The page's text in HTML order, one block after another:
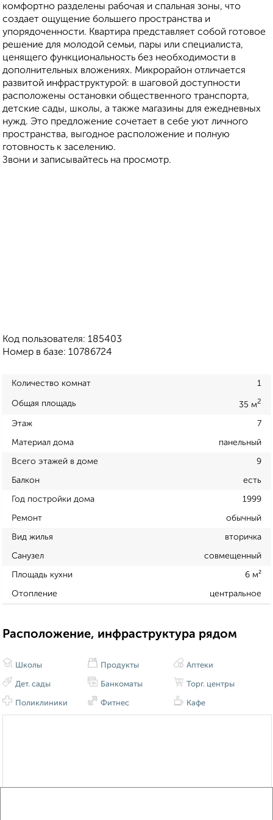
комфортно разделены рабочая и спальная зоны, что
создает ощущение большего пространства и
упорядоченности. Квартира представляет собой готовое
решение для молодой семьи, пары или специалиста,
ценящего функциональность без необходимости в
дополнительных вложениях. Микрорайон отличается
развитой инфраструктурой: в шаговой доступности
расположены остановки общественного транспорта,
детские сады, школы, а также магазины для ежедневных
нужд. Это предложение сочетает в себе уют личного
пространства, выгодное расположение и полную
готовность к заселению.
Звони и записывайтесь на просмотр.
Код пользователя: 185403
Номер в базе: 10786724
Количество комнат 1
Общая площадь 35 м2
Этаж 7
Материал дома панельный
Всего этажей в доме 9
Балкон есть
Год постройки дома 1999
Ремонт обычный
Вид жилья вторичка
Санузел совмещенный
Площадь кухни 6 м²
Отопление центральное
Расположение, инфраструктура рядом
Школы
Дет. сады
Поликлиники
Продукты
Банкоматы
Фитнес
Аптеки
Торг. центры
Кафе